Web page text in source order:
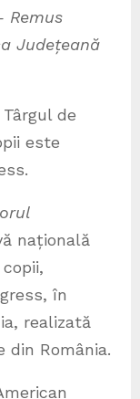
Remus
Județeană
de
este
națională
în
realizată
România.